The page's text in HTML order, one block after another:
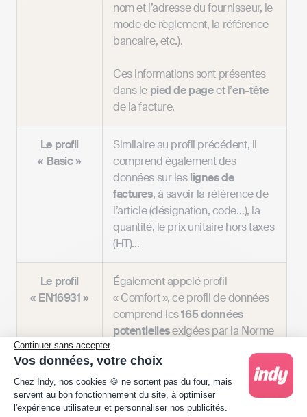
Continuer sans accepter
Vos données, votre choix
Plateforme de Gestion du Consentement :
Chez Indy, nos cookies 🍪 ne sortent pas du four, mais
servent au bon fonctionnement du site, à optimiser
l'expérience utilisateur et personnaliser nos publicités.
nom et l’adresse du fournisseur, le
mode de règlement, la référence
bancaire, etc.).
Ces informations sont présentes
dans le pied de pageet l’en-tête
de la facture.
Le profil
« Basic »
Similaire au profil précédent, il
comprend également des
données sur leslignes de
factures, à savoir la référence de
l’article (désignation, code…), la
quantité, le prix unitaire hors taxes
(HT)…
Le profil
« EN16931 »
Également appelé profil
« Comfort », ce profil de données
comprend les165 données
potentiellesexigées par la Norme
EN16931.
Le profil
Ce dernier profil de données du